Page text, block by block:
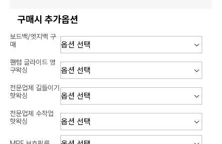
구매시 추가옵션
보드백/엣지백 구
매
팬텀 글라이드 영
구왁싱
전문업체 길들이기
핫왁싱
전문업체 수작업
핫왁싱